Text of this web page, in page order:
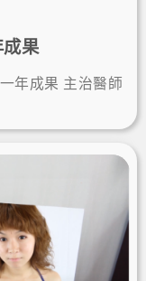
果
年成果 主治醫師